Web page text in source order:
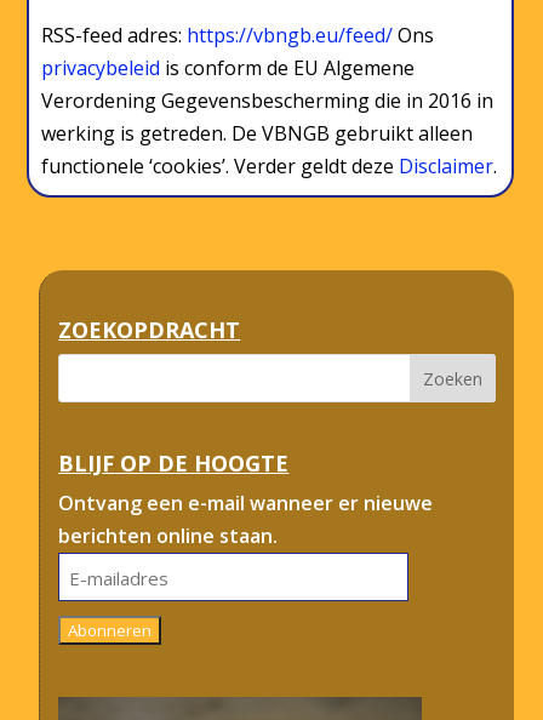
RSS-feed adres: https://vbngb.eu/feed/Ons
privacybeleid is conform de EU Algemene
Verordening Gegevensbescherming die in 2016 in
werking is getreden. De VBNGB gebruikt alleen
functionele ‘cookies’. Verder geldt deze Disclaimer.
ZOEKOPDRACHT
BLIJF OP DE HOOGTE
Ontvang een e-mail wanneer er nieuwe
berichten online staan.
E-
mailadres
Abonneren